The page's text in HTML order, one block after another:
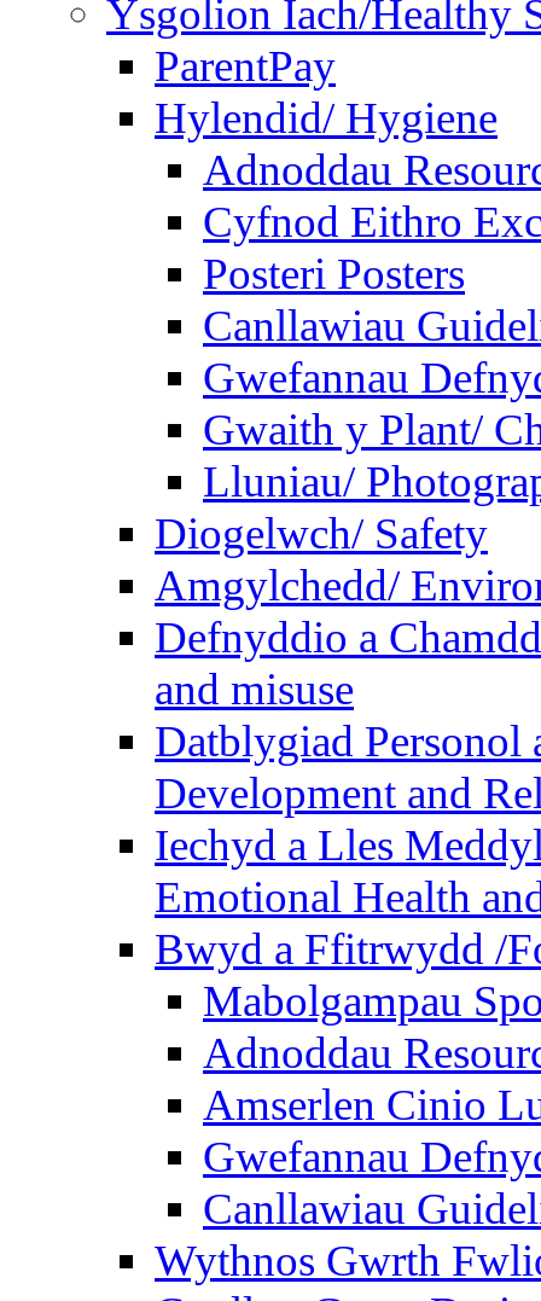
Ysgolion Iach/Healthy
ParentPay
Hylendid/ Hygiene
Adnoddau
Cyfnod Eithro
Posteri Posters
Canllawiau
Gwefannau
Gwaith y Plant/
Lluniau/
Diogelwch/ Safety
Amgylchedd/
Defnyddio a
and misuse
Datblygiad Personol
Development and
Iechyd a Lles
Emotional Health
Bwyd a Ffitrwydd /
Mabolgampau
Adnoddau
Amserlen Cinio
Gwefannau
Canllawiau
Wythnos Gwrth